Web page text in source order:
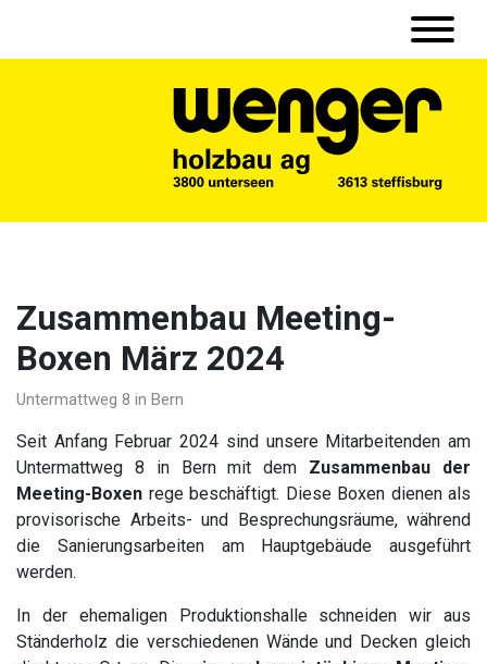
Zusammenbau Meeting-
Boxen März 2024
Untermattweg 8 in Bern
Seit Anfang Februar 2024 sind unsere Mitarbeitenden am
Untermattweg 8 in Bern mit dem Zusammenbau der
Meeting-Boxen rege beschäftigt. Diese Boxen dienen als
provisorische Arbeits- und Besprechungsräume, während
die Sanierungsarbeiten am Hauptgebäude ausgeführt
werden.
In der ehemaligen Produktionshalle schneiden wir aus
Ständerholz die verschiedenen Wände und Decken gleich